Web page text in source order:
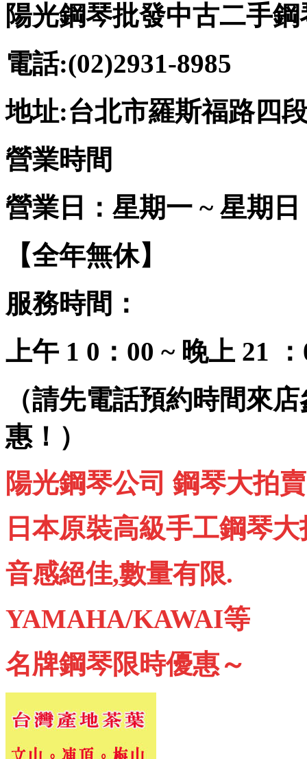
陽光鋼琴批發中古二手鋼
電話:(02)2931-8985
地址:台北市羅斯福路四
營業時間
營業日：星期一 ~ 星期日
【全年無休】
服務時間：
上午 1 0：00 ~ 晚上 21
（請先電話預約時間來
惠！）
陽光鋼琴公司 鋼琴大拍賣
日本原裝高級手工鋼琴
音感絕佳,數量有限.
YAMAHA/KAWAI等
名牌鋼琴限時優惠～